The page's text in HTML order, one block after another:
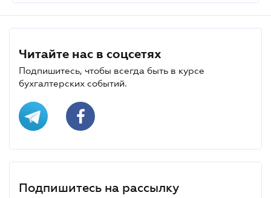
Читайте нас в соцсетях
Подпишитесь, чтобы всегда быть в курсе
бухгалтерских событий.
Подпишитесь на рассылку